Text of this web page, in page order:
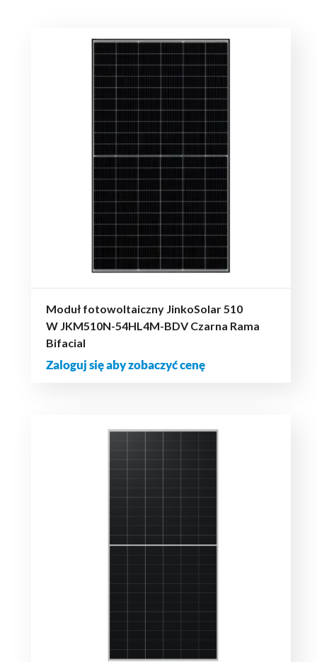
Moduł fotowoltaiczny JinkoSolar 510
W JKM510N-54HL4M-BDV Czarna Rama
Bifacial
Zaloguj się aby zobaczyć cenę